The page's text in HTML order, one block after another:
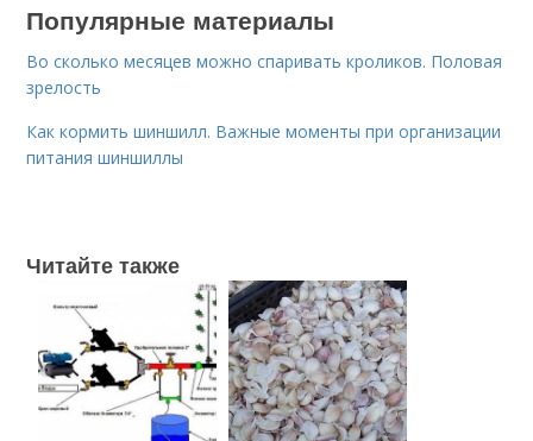
Популярные материалы
Во сколько месяцев можно спаривать кроликов. Половая
зрелость
Как кормить шиншилл. Важные моменты при организации
питания шиншиллы
Читайте также